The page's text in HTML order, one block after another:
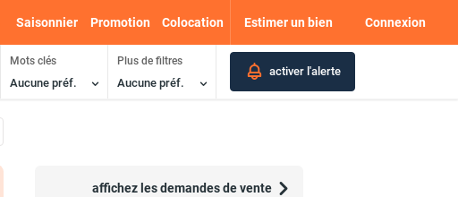
Estimer un bien Connexion
Saisonnier Promotion Colocation
Mots clés
Aucune préf.
Plus de filtres
Aucune préf.
activer l'alerte
affichez les demandes de vente